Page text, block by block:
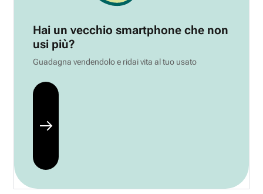
Hai un vecchio smartphone che non
usi più?
Guadagna vendendolo e ridai vita al tuo usato